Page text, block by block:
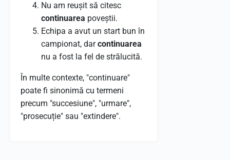
Nu am reușit să citesc
continuarea poveștii.
Echipa a avut un start bun în
campionat, darcontinuarea
nu a fost la fel de strălucită.
În multe contexte, "continuare"
poate fi sinonimă cu termeni
precum "succesiune", "urmare",
"prosecuție" sau "extindere".